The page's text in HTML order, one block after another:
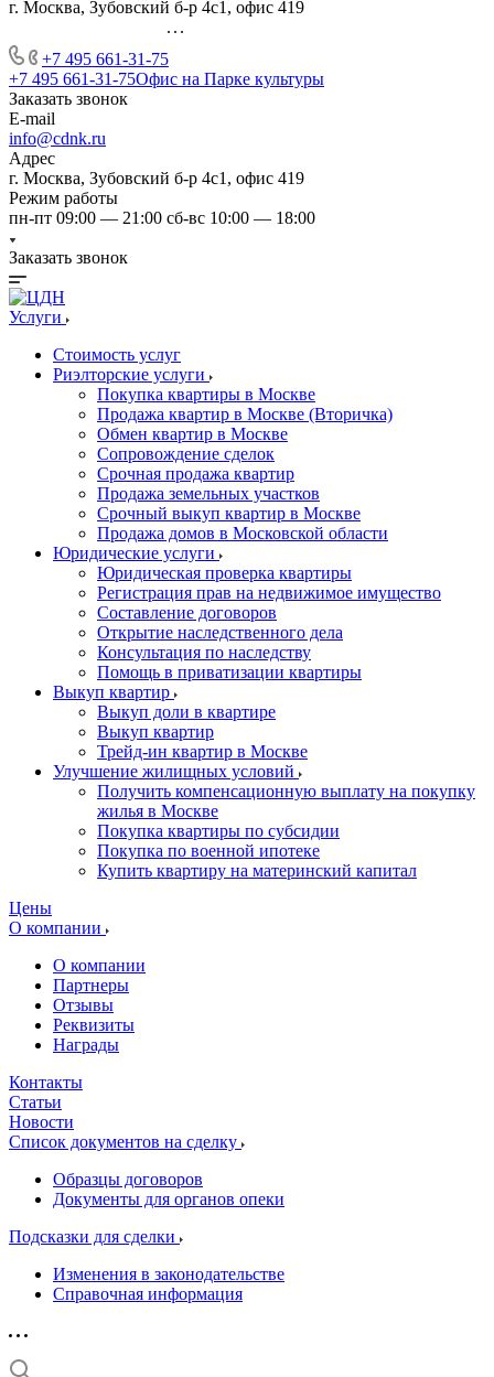
г. Москва, Зубовский б-р 4с1, офис 419
...
+7 495 661-31-75
+7 495 661-31-75Офис на Парке культуры
Заказать звонок
E-mail
info@cdnk.ru
Адрес
г. Москва, Зубовский б-р 4с1, офис 419
Режим работы
пн-пт 09:00 — 21:00 сб-вс 10:00 — 18:00
Заказать звонок
Услуги
Стоимость услуг
Риэлторские услуги
Покупка квартиры в Москве
Продажа квартир в Москве (Вторичка)
Обмен квартир в Москве
Сопровождение сделок
Срочная продажа квартир
Продажа земельных участков
Срочный выкуп квартир в Москве
Продажа домов в Московской области
Юридические услуги
Юридическая проверка квартиры
Регистрация прав на недвижимое имущество
Составление договоров
Открытие наследственного дела
Консультация по наследству
Помощь в приватизации квартиры
Выкуп квартир
Выкуп доли в квартире
Выкуп квартир
Трейд-ин квартир в Москве
Улучшение жилищных условий
Получить компенсационную выплату на покупку
жилья в Москве
Покупка квартиры по субсидии
Покупка по военной ипотеке
Купить квартиру на материнский капитал
Цены
О компании
О компании
Партнеры
Отзывы
Реквизиты
Награды
Контакты
Статьи
Новости
Список документов на сделку
Образцы договоров
Документы для органов опеки
Подсказки для сделки
Изменения в законодательстве
Справочная информация